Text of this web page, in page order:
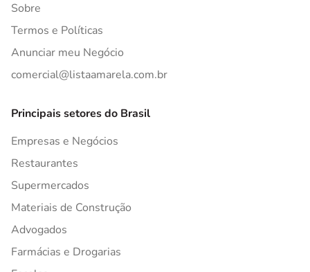
Sobre
Termos e Políticas
Anunciar meu Negócio
comercial@listaamarela.com.br
Principais setores do Brasil
Empresas e Negócios
Restaurantes
Supermercados
Materiais de Construção
Advogados
Farmácias e Drogarias